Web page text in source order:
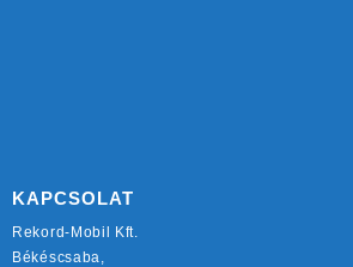
KAPCSOLAT
Rekord-Mobil Kft.
Békéscsaba,